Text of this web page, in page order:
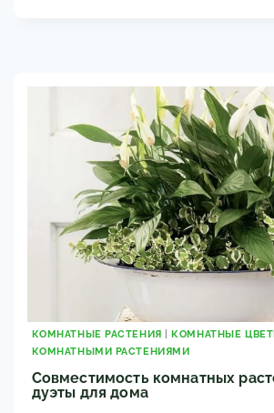
ПОЛНАЯ
ИНСТРУКЦИЯ
КОМНАТНЫЕ РАСТЕНИЯ |КОМНАТНЫЕ
КОМНАТНЫМИ РАСТЕНИЯМИ
Совместимость комнатных
дуэты для дома